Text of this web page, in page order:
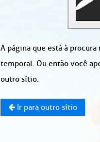
A página que está à
temporal. Ou então você
outro sítio.
Ir para outro sítio